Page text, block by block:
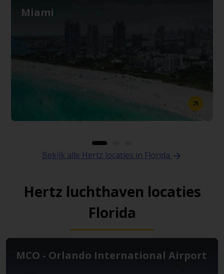
Miami
Bekijk alle Hertz locaties in Florida
Hertz luchthaven locaties
Florida
MCO - Orlando International Airport